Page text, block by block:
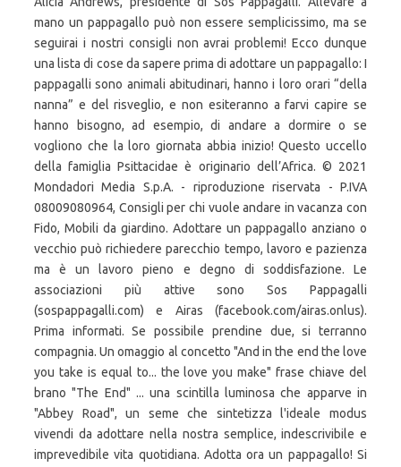
mano un pappagallo può non essere semplicissimo, ma se
seguirai i nostri consigli non avrai problemi! Ecco dunque
una lista di cose da sapere prima di adottare un pappagallo: I
pappagalli sono animali abitudinari, hanno i loro orari “della
nanna” e del risveglio, e non esiteranno a farvi capire se
hanno bisogno, ad esempio, di andare a dormire o se
vogliono che la loro giornata abbia inizio! Questo uccello
della famiglia Psittacidae è originario dell’Africa. © 2021
Mondadori Media S.p.A. - riproduzione riservata - P.IVA
08009080964, Consigli per chi vuole andare in vacanza con
Fido, Mobili da giardino. Adottare un pappagallo anziano o
vecchio può richiedere parecchio tempo, lavoro e pazienza
ma è un lavoro pieno e degno di soddisfazione. Le
associazioni più attive sono Sos Pappagalli
(sospappagalli.com) e Airas (facebook.com/airas.onlus).
Prima informati. Se possibile prendine due, si terranno
compagnia. Un omaggio al concetto "And in the end the love
you take is equal to... the love you make" frase chiave del
brano "The End" ... una scintilla luminosa che apparve in
"Abbey Road", un seme che sintetizza l'ideale modus
vivendi da adottare nella nostra semplice, indescrivibile e
imprevedibile vita quotidiana. Adotta ora un pappagallo! Si